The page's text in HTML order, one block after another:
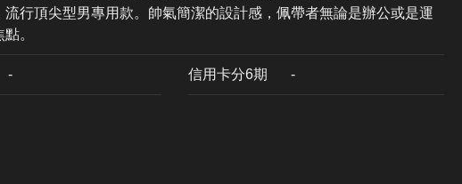
流行頂尖型男專用款。帥氣簡潔的設計感，佩帶者無論是辦公或是運
。
​- 信用卡分6期 -